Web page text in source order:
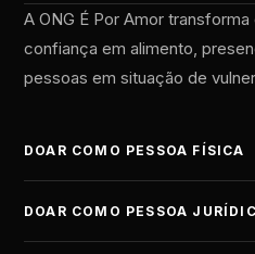
A ONG É Por Amor
confiança em alimento,
pessoas em situação de
DOAR COMO PESSOA FÍSICA
DOAR COMO PESSOA